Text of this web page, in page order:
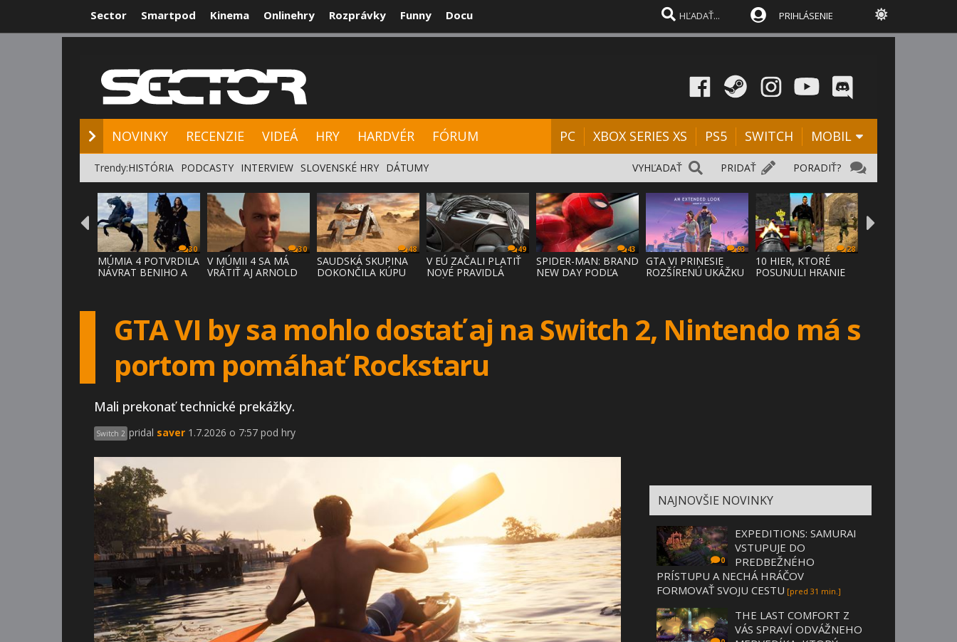
Sector Smartpod Kinema Onlinehry Rozprávky Funny Docu PRIHLÁSENIE
NOVINKY RECENZIE VIDEÁ HRY HARDVÉR FÓRUM PC XBOX SERIES XS PS5 SWITCH MOBIL
PORADIŤ?
PRIDAŤ
VYHĽADAŤ
Trendy:HISTÓRIA PODCASTY INTERVIEW SLOVENSKÉ HRY DÁTUMY
30
MÚMIA 4 POTVRDILA
NÁVRAT BENIHO A
30
V MÚMII 4 SA MÁ
VRÁTIŤ AJ ARNOLD
48
SAUDSKÁ SKUPINA
DOKONČILA KÚPU
49
V EÚ ZAČALI PLATIŤ
NOVÉ PRAVIDLÁ
43
SPIDER-MAN: BRAND
NEW DAY PODĽA
93
GTA VI PRINESIE
ROZŠÍRENÚ UKÁŽKU
28
10 HIER, KTORÉ
POSUNULI HRANIE
GTA VI by sa mohlo dostať aj na Switch 2, Nintendo má s
portom pomáhať Rockstaru
Mali prekonať technické prekážky.
Switch 2 pridal saver 1.7.2026 o 7:57 pod hry
NAJNOVŠIE NOVINKY
0
EXPEDITIONS: SAMURAI
VSTUPUJE DO
PREDBEŽNÉHO
PRÍSTUPU A NECHÁ HRÁČOV
FORMOVAŤ SVOJU CESTU [pred 31 min.]
THE LAST COMFORT Z
VÁS SPRAVÍ ODVÁŽNEHO